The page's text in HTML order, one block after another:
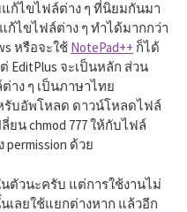
ก้ไขไฟล์ต่าง ๆ ที่นิยมกันมา
ก้ไขไฟล์ต่าง ๆ ทำได้มากกว่า
หรือจะใช้ NotePad++ ก็ได้
EditPlus จะเป็นหลัก ส่วน
าง ๆ เป็นภาษาไทย
รับอัพโหลด ดาวน์โหลดไฟล์
ยน chmod 777 ให้กับไฟล์
ด้วย
นตัวนะครับ แต่การใช้งานไม่
เลยใช้แยกต่างหาก แล้วอีก